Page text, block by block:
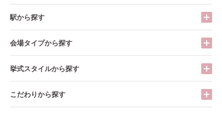
駅から探す
会場タイプから探す
挙式スタイルから探す
こだわりから探す